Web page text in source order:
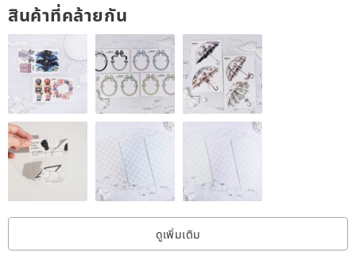
สินค้าที่คล้ายกัน
ดูเพิ่มเติม